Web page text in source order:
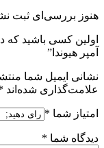
هنوز بررسی‌ای ثبت
آمپر هیوندا”
نشانی ایمیل شما
علامت‌گذاری شده‌اند
امتیاز شما *
دیدگاه شما *